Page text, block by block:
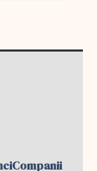
Companii